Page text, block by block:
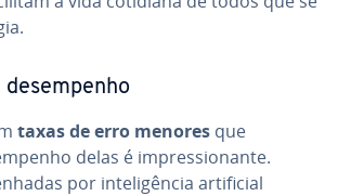
taxas de erro menores que
delas é im­pres­si­o­nante.
por in­te­li­gên­cia ar­ti­fi­cial